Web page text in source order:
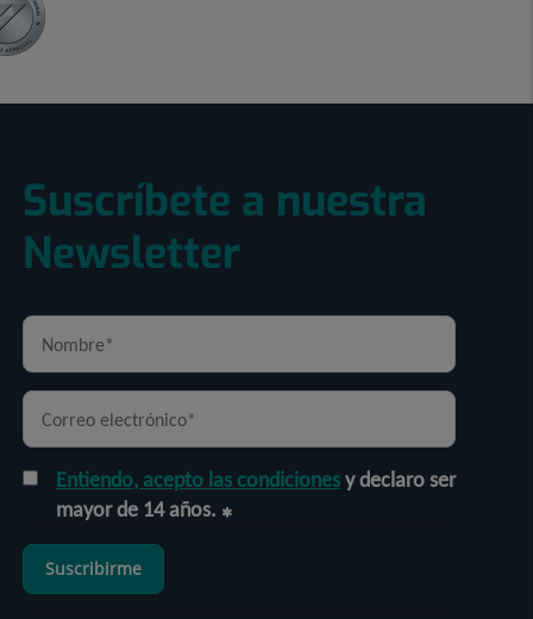
Suscríbete a nuestra
Newsletter
Entiendo, acepto las condicionesy declaro ser
mayor de 14 años.
Suscribirme